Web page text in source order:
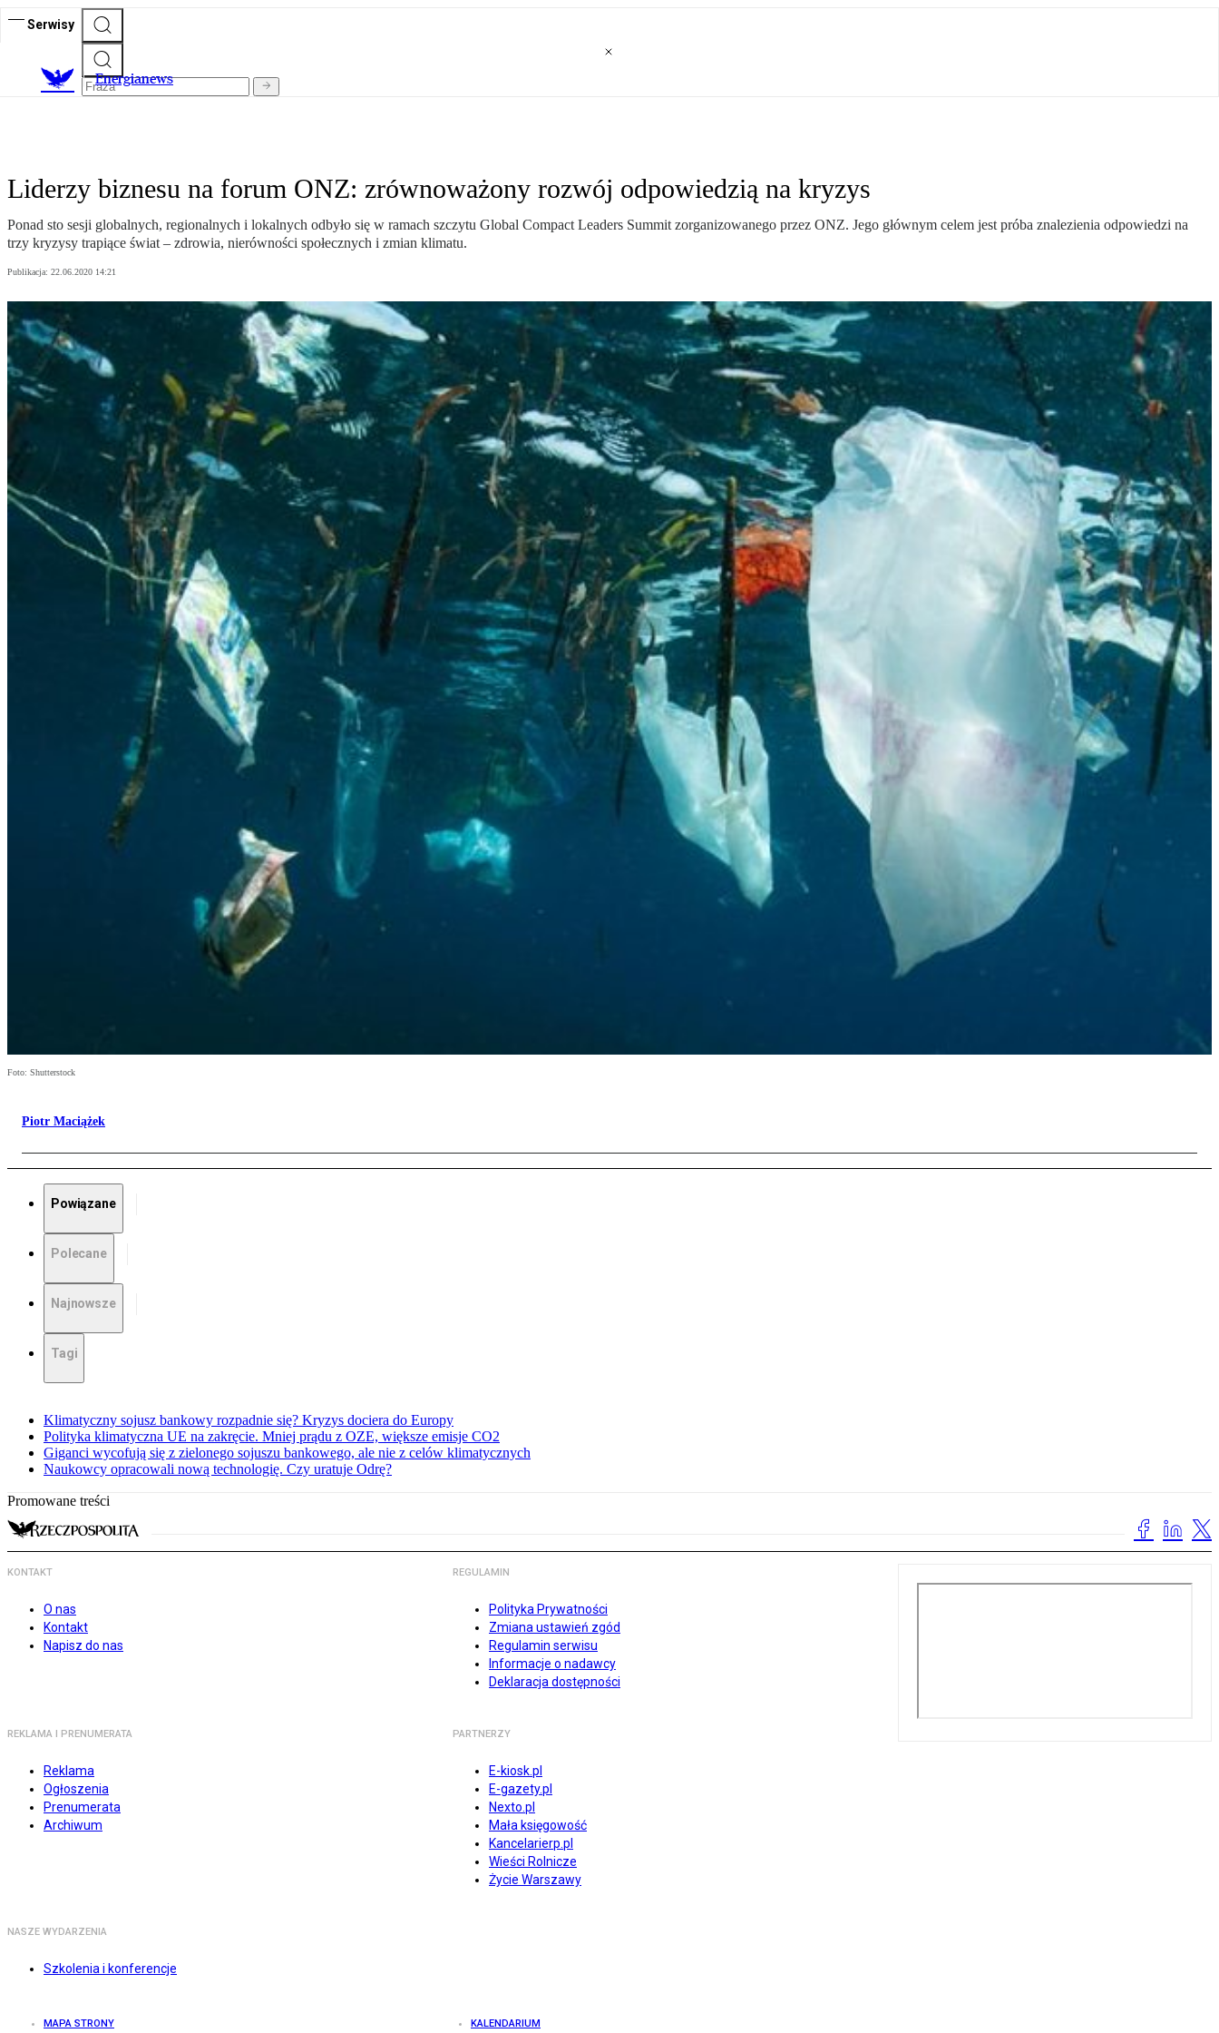
Serwisy
Energianews
Liderzy biznesu na forum ONZ: zrównoważony rozwój odpowiedzią na kryzys
Ponad sto sesji globalnych, regionalnych i lokalnych odbyło się w ramach szczytu Global Compact Leaders Summit zorganizowanego przez ONZ. Jego głównym celem jest próba znalezienia odpowiedzi na
trzy kryzysy trapiące świat – zdrowia, nierówności społecznych i zmian klimatu.
Publikacja: 22.06.2020 14:21
Foto: Shutterstock
Piotr Maciążek
Powiązane
Polecane
Najnowsze
Tagi
Klimatyczny sojusz bankowy rozpadnie się? Kryzys dociera do Europy
Polityka klimatyczna UE na zakręcie. Mniej prądu z OZE, większe emisje CO2
Giganci wycofują się z zielonego sojuszu bankowego, ale nie z celów klimatycznych
Naukowcy opracowali nową technologię. Czy uratuje Odrę?
Promowane treści
KONTAKT
O nas
Kontakt
Napisz do nas
REGULAMIN
Polityka Prywatności
Zmiana ustawień zgód
Regulamin serwisu
Informacje o nadawcy
Deklaracja dostępności
REKLAMA I PRENUMERATA
Reklama
Ogłoszenia
Prenumerata
Archiwum
PARTNERZY
E-kiosk.pl
E-gazety.pl
Nexto.pl
Mała księgowość
Kancelarierp.pl
Wieści Rolnicze
Życie Warszawy
NASZE WYDARZENIA
Szkolenia i konferencje
MAPA STRONY KALENDARIUM